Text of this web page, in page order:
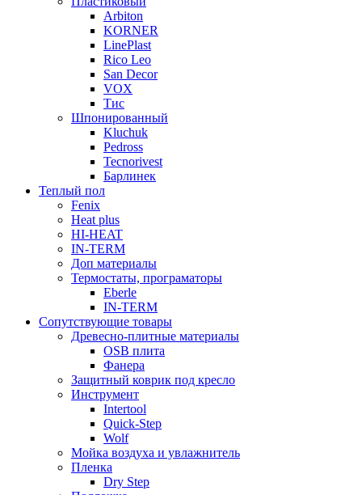
Arbiton
KORNER
LinePlast
Rico Leo
San Decor
VOX
Тис
Шпонированный
Kluchuk
Pedross
Tecnorivest
Барлинек
Теплый пол
Fenix
Heat plus
HI-HEAT
IN-TERM
Доп материалы
Термостаты, програматоры
Eberle
IN-TERM
Сопутствующие товары
Древесно-плитные материалы
OSB плита
Фанера
Защитный коврик под кресло
Инструмент
Intertool
Quick-Step
Wolf
Мойка воздуха и увлажнитель
Пленка
Dry Step